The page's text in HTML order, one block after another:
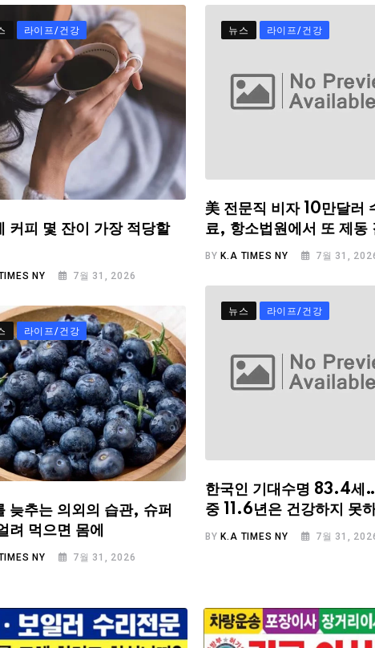
라이프/건강
커피 몇 잔이 가장 적당할
NY 7월 31, 2026
뉴스 라이프/건강
美 전문직 비자 10만달러
료, 항소법원에서 또 제동
BYK.A TIMES NY 7월 31,
뉴스 라이프/건강
한국인 기대수명 83.4세
중 11.6년은 건강하지 못
BY K.A TIMES NY 7월 31,
라이프/건강
늦추는 의외의 습관, 슈퍼
려 먹으면 몸에
NY 7월 31, 2026